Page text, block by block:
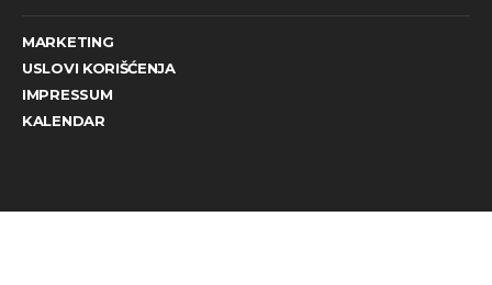
MARKETING
USLOVI KORIŠĆENJA
IMPRESSUM
KALENDAR